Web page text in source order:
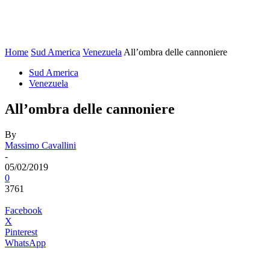
Home Sud America Venezuela All’ombra delle cannoniere
Sud America
Venezuela
All’ombra delle cannoniere
By
Massimo Cavallini
-
05/02/2019
0
3761
Facebook
X
Pinterest
WhatsApp